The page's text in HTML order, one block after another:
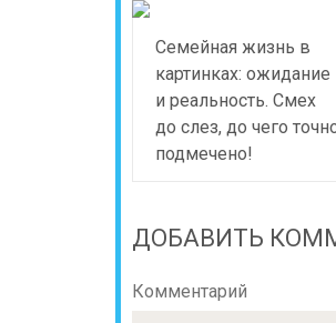
Семейная жизнь в
картинках: ожидание
и реальность. Смех
до слез, до чего
подмечено!
ДОБАВИТЬ
Комментарий